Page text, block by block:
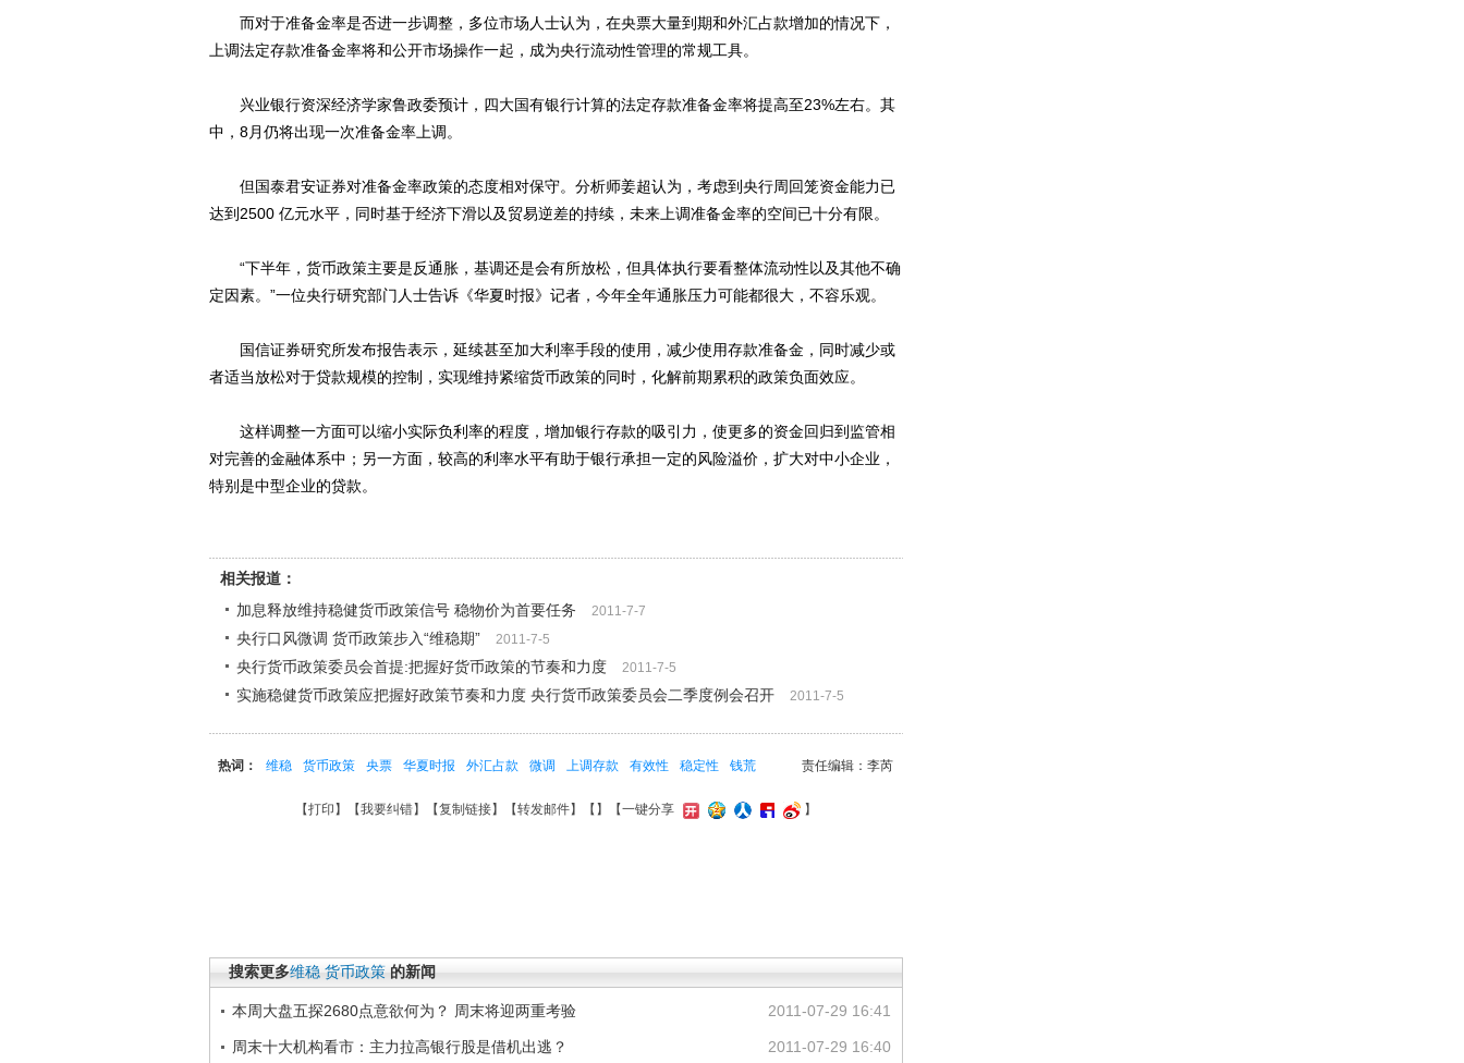
而对于准备金率是否进一步调整，多位市场人士认为，在央票大量到期和外汇占款增加的情况下，
上调法定存款准备金率将和公开市场操作一起，成为央行流动性管理的常规工具。
兴业银行资深经济学家鲁政委预计，四大国有银行计算的法定存款准备金率将提高至23%左右。其
中，8月仍将出现一次准备金率上调。
但国泰君安证券对准备金率政策的态度相对保守。分析师姜超认为，考虑到央行周回笼资金能力已
达到2500 亿元水平，同时基于经济下滑以及贸易逆差的持续，未来上调准备金率的空间已十分有限。
“下半年，货币政策主要是反通胀，基调还是会有所放松，但具体执行要看整体流动性以及其他不确
定因素。”一位央行研究部门人士告诉《华夏时报》记者，今年全年通胀压力可能都很大，不容乐观。
国信证券研究所发布报告表示，延续甚至加大利率手段的使用，减少使用存款准备金，同时减少或
者适当放松对于贷款规模的控制，实现维持紧缩货币政策的同时，化解前期累积的政策负面效应。
这样调整一方面可以缩小实际负利率的程度，增加银行存款的吸引力，使更多的资金回归到监管相
对完善的金融体系中；另一方面，较高的利率水平有助于银行承担一定的风险溢价，扩大对中小企业，
特别是中型企业的贷款。
相关报道：
加息释放维持稳健货币政策信号 稳物价为首要任务
2011-7-7
央行口风微调 货币政策步入“维稳期” 2011-7-5
央行货币政策委员会首提:把握好货币政策的节奏和力度 2011-7-5
实施稳健货币政策应把握好政策节奏和力度 央行货币政策委员会二季度例会召开 2011-7-5
责任编辑：李芮
热词： 维稳 货币政策 央票 华夏时报 外汇占款 微调 上调存款 有效性 稳定性 钱荒
【打印 】【我要纠错】【复制链接】【转发邮件】【 】 【一键分享 】
搜索更多维稳 货币政策 的新闻
2011-07-29 16:41
本周大盘五探2680点意欲何为？ 周末将迎两重考验
2011-07-29 16:40
周末十大机构看市：主力拉高银行股是借机出逃？